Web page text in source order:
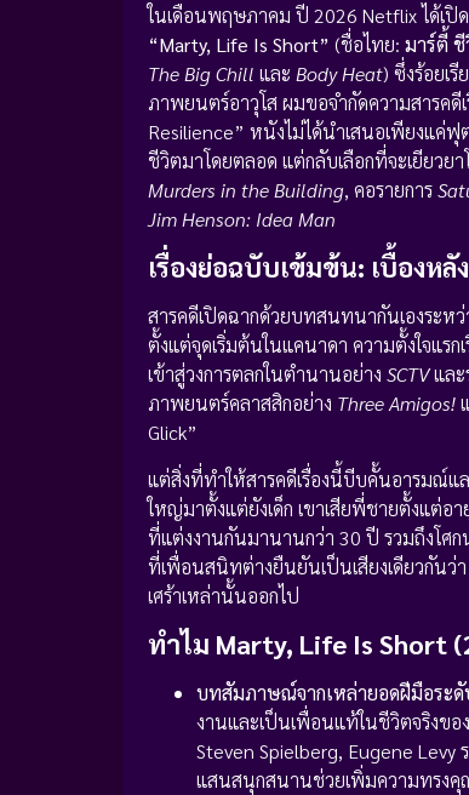
ในเดือนพฤษภาคม ปี 2026 Netflix ได้เ
“Marty, Life Is Short” (ชื่อไทย: มาร์ตี้
The Big Chill และ Body Heat) ซึ่งร้อยเ
ภาพยนตร์อาวุโส ผมขอจำกัดความสารคดี
Resilience” หนังไม่ได้นำเสนอเพียงแค่
ชีวิตมาโดยตลอด แต่กลับเลือกที่จะเยียว
Murders in the Building, คอรายการ
Jim Henson: Idea Man
เรื่องย่อฉบับเข้มข้น: เบื้องห
สารคดีเปิดฉากด้วยบทสนทนากันเองระห
ตั้งแต่จุดเริ่มต้นในแคนาดา ความตั้งใจแร
เข้าสู่วงการตลกในตำนานอย่าง SCTVและ
ภาพยนตร์คลาสสิกอย่าง Three Amigos!
Glick”
แต่สิ่งที่ทำให้สารคดีเรื่องนี้บีบคั้นอารมณ์แ
ใหญ่มาตั้งแต่ยังเด็ก เขาเสียพี่ชายตั้งแต่
ที่แต่งงานกันมานานกว่า 30 ปี รวมถึงโศ
ที่เพื่อนสนิทต่างยืนยันเป็นเสียงเดียวกันว่
เศร้าเหล่านั้นออกไป
ทำไม Marty, Life Is Short
บทสัมภาษณ์จากเหล่ายอดฝีมือระดั
งานและเป็นเพื่อนแท้ในชีวิตจริงขอ
Steven Spielberg, Eugene Levy
แสนสนุกสนานช่วยเพิ่มความทรงคุ